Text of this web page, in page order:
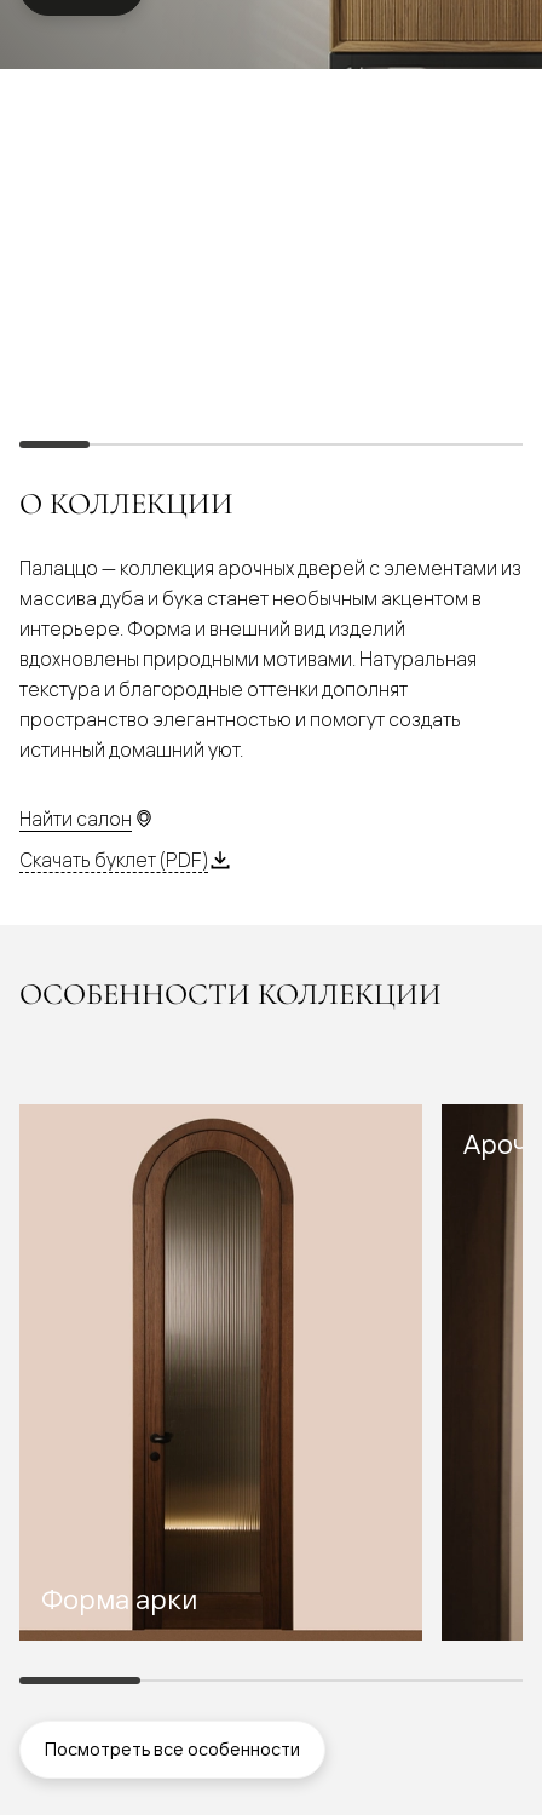
О КОЛЛЕКЦИИ
Палаццо — коллекция арочных дверей с элементами из
массива дуба и бука станет необычным акцентом в
интерьере. Форма и внешний вид изделий
вдохновлены природными мотивами. Натуральная
текстура и благородные оттенки дополнят
пространство элегантностью и помогут создать
истинный домашний уют.
Найти салон
Скачать буклет (PDF)
ОСОБЕННОСТИ КОЛЛЕКЦИИ
Форма арки
Посмотреть все особенности